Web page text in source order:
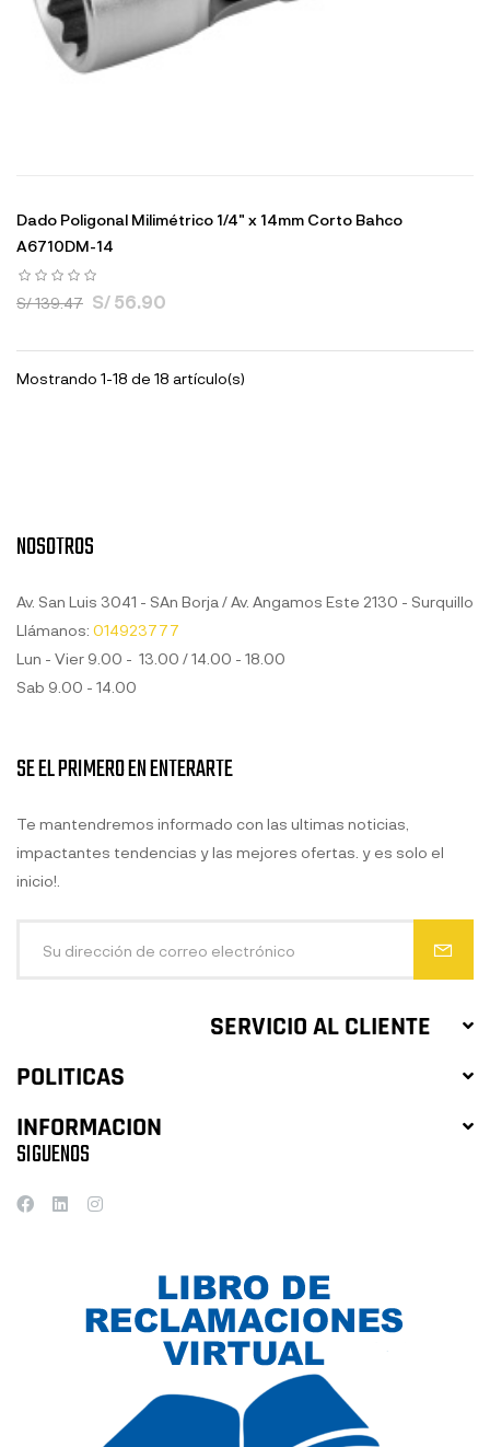
Dado Poligonal Milimétrico 1/4" x 14mm Corto Bahco
A6710DM-14
S/ 139.47 S/ 56.90
Mostrando 1-18 de 18 artículo(s)
NOSOTROS
Av. San Luis 3041 - SAn Borja / Av. Angamos Este 2130 - Surquillo
Llámanos: 014923777
Lun - Vier 9.00 - 13.00 / 14.00 - 18.00
Sab 9.00 - 14.00
SERVICIO AL CLIENTE
POLITICAS
INFORMACION
SE EL PRIMERO EN ENTERARTE
Te mantendremos informado con las ultimas noticias,
impactantes tendencias y las mejores ofertas. y es solo el
inicio!.
SIGUENOS